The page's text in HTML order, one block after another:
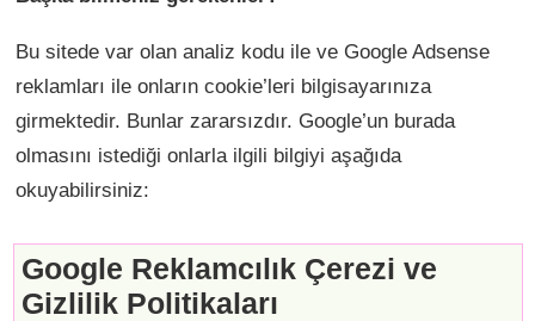
Bu sitede var olan analiz kodu ile ve Google Adsense
reklamları ile onların cookie’leri bilgisayarınıza
girmektedir. Bunlar zararsızdır. Google’un burada
olmasını istediği onlarla ilgili bilgiyi aşağıda
okuyabilirsiniz:
Google Reklamcılık Çerezi ve
Gizlilik Politikaları